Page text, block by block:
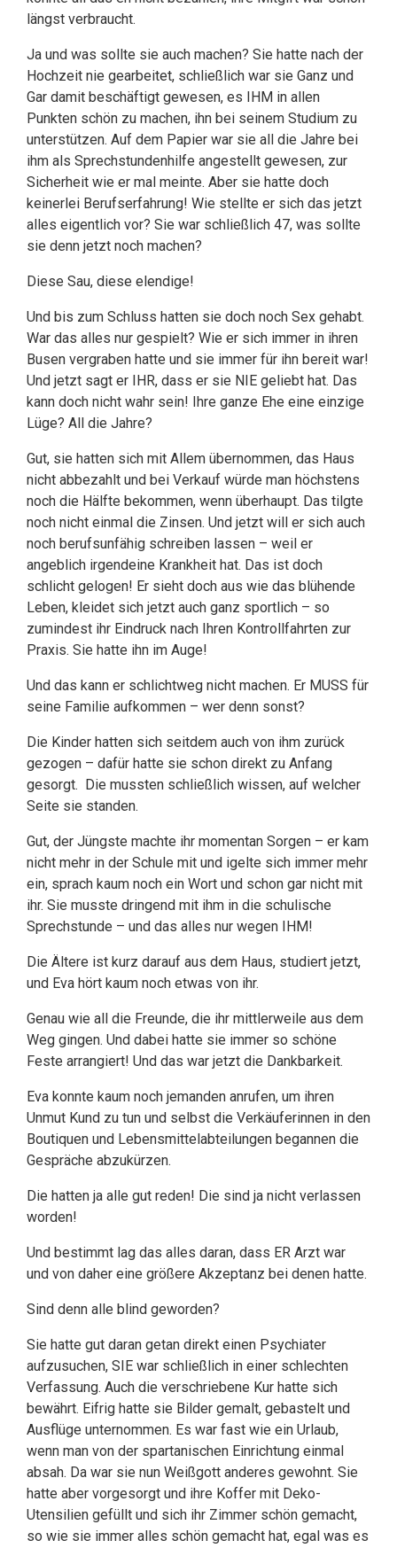
längst verbraucht.
Ja und was sollte sie auch machen? Sie hatte nach der
Hochzeit nie gearbeitet, schließlich war sie Ganz und
Gar damit beschäftigt gewesen, es IHM in allen
Punkten schön zu machen, ihn bei seinem Studium zu
unterstützen. Auf dem Papier war sie all die Jahre bei
ihm als Sprechstundenhilfe angestellt gewesen, zur
Sicherheit wie er mal meinte. Aber sie hatte doch
keinerlei Berufserfahrung! Wie stellte er sich das jetzt
alles eigentlich vor? Sie war schließlich 47, was sollte
sie denn jetzt noch machen?
Diese Sau, diese elendige!
Und bis zum Schluss hatten sie doch noch Sex gehabt.
War das alles nur gespielt? Wie er sich immer in ihren
Busen vergraben hatte und sie immer für ihn bereit war!
Und jetzt sagt er IHR, dass er sie NIE geliebt hat. Das
kann doch nicht wahr sein! Ihre ganze Ehe eine einzige
Lüge? All die Jahre?
Gut, sie hatten sich mit Allem übernommen, das Haus
nicht abbezahlt und bei Verkauf würde man höchstens
noch die Hälfte bekommen, wenn überhaupt. Das tilgte
noch nicht einmal die Zinsen. Und jetzt will er sich auch
noch berufsunfähig schreiben lassen – weil er
angeblich irgendeine Krankheit hat. Das ist doch
schlicht gelogen! Er sieht doch aus wie das blühende
Leben, kleidet sich jetzt auch ganz sportlich – so
zumindest ihr Eindruck nach Ihren Kontrollfahrten zur
Praxis. Sie hatte ihn im Auge!
Und das kann er schlichtweg nicht machen. Er MUSS für
seine Familie aufkommen – wer denn sonst?
Die Kinder hatten sich seitdem auch von ihm zurück
gezogen – dafür hatte sie schon direkt zu Anfang
gesorgt. Die mussten schließlich wissen, auf welcher
Seite sie standen.
Gut, der Jüngste machte ihr momentan Sorgen – er kam
nicht mehr in der Schule mit und igelte sich immer mehr
ein, sprach kaum noch ein Wort und schon gar nicht mit
ihr. Sie musste dringend mit ihm in die schulische
Sprechstunde – und das alles nur wegen IHM!
Die Ältere ist kurz darauf aus dem Haus, studiert jetzt,
und Eva hört kaum noch etwas von ihr.
Genau wie all die Freunde, die ihr mittlerweile aus dem
Weg gingen. Und dabei hatte sie immer so schöne
Feste arrangiert! Und das war jetzt die Dankbarkeit.
Eva konnte kaum noch jemanden anrufen, um ihren
Unmut Kund zu tun und selbst die Verkäuferinnen in den
Boutiquen und Lebensmittelabteilungen begannen die
Gespräche abzukürzen.
Die hatten ja alle gut reden! Die sind ja nicht verlassen
worden!
Und bestimmt lag das alles daran, dass ER Arzt war
und von daher eine größere Akzeptanz bei denen hatte.
Sind denn alle blind geworden?
Sie hatte gut daran getan direkt einen Psychiater
aufzusuchen, SIE war schließlich in einer schlechten
Verfassung. Auch die verschriebene Kur hatte sich
bewährt. Eifrig hatte sie Bilder gemalt, gebastelt und
Ausflüge unternommen. Es war fast wie ein Urlaub,
wenn man von der spartanischen Einrichtung einmal
absah. Da war sie nun Weißgott anderes gewohnt. Sie
hatte aber vorgesorgt und ihre Koffer mit Deko-
Utensilien gefüllt und sich ihr Zimmer schön gemacht,
so wie sie immer alles schön gemacht hat, egal was es